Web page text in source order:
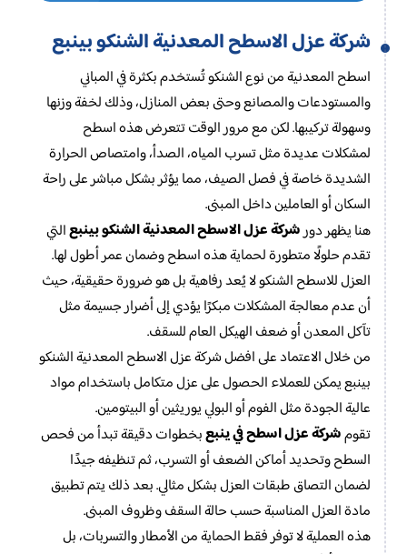
شركة عزل الاسطح المعدنية الشنكو بينبع
اسطح المعدنية من نوع الشنكو تُستخدم بكثرة في المباني
والمستودعات والمصانع وحتى بعض المنازل، وذلك لخفة وزنها
وسهولة تركيبها. لكن مع مرور الوقت تتعرض هذه اسطح
لمشكلات عديدة مثل تسرب المياه، الصدأ، وامتصاص الحرارة
الشديدة خاصة في فصل الصيف، مما يؤثر بشكل مباشر على راحة
السكان أو العاملين داخل المبنى.
هنا يظهر دورشركة عزل الاسطح المعدنية الشنكو بينبعالتي
تقدم حلولًا متطورة لحماية هذه اسطح وضمان عمر أطول لها.
العزل للاسطح الشنكو لا يُعد رفاهية بل هو ضرورة حقيقية، حيث
أن عدم معالجة المشكلات مبكرًا يؤدي إلى أضرار جسيمة مثل
تآكل المعدن أو ضعف الهيكل العام للسقف.
من خلال الاعتماد على افضل شركة عزل الاسطح المعدنية الشنكو
بينبع يمكن للعملاء الحصول على عزل متكامل باستخدام مواد
عالية الجودة مثل الفوم أو البولي يوريثين أو البيتومين.
تقومشركة عزل اسطح في ينبعبخطوات دقيقة تبدأ من فحص
السطح وتحديد أماكن الضعف أو التسرب، ثم تنظيفه جيدًا
لضمان التصاق طبقات العزل بشكل مثالي. بعد ذلك يتم تطبيق
مادة العزل المناسبة حسب حالة السقف وظروف المبنى.
هذه العملية لا توفر فقط الحماية من الأمطار والتسربات، بل